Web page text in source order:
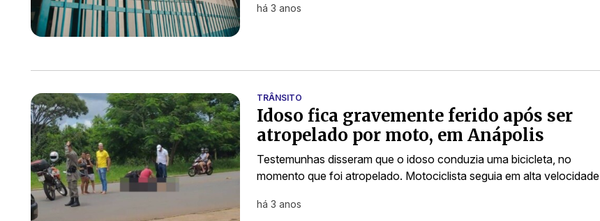
há 3 anos
TRÂNSITO
Idoso fica gravemente ferido após ser
atropelado por moto, em Anápolis
Testemunhas disseram que o idoso conduzia uma bicicleta, no
momento que foi atropelado. Motociclista seguia em alta velocidade
há 3 anos